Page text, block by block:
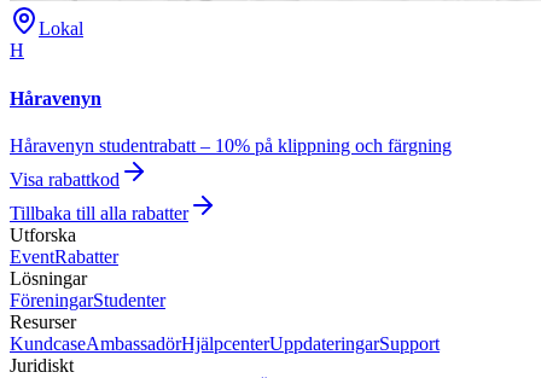
Lokal
H
Håravenyn
Håravenyn studentrabatt – 10% på klippning och färgning
Visa rabattkod
Tillbaka till alla rabatter
Utforska
EventRabatter
Lösningar
FöreningarStudenter
Resurser
KundcaseAmbassadörHjälpcenterUppdateringarSupport
Juridiskt